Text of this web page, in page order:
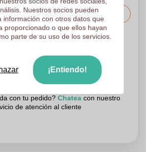
Solicitar el precio
en la página siguiente
logotipo de forma gratuita antes de imprimir
dan una puntuación de 9.3
con tu pedido? Chateacon nuestro
de atención al cliente
Nuestros socios pueden
información con otros datos que
proporcionado o que ellos hayan
parte de su uso de los servicios.
¡Entiendo!